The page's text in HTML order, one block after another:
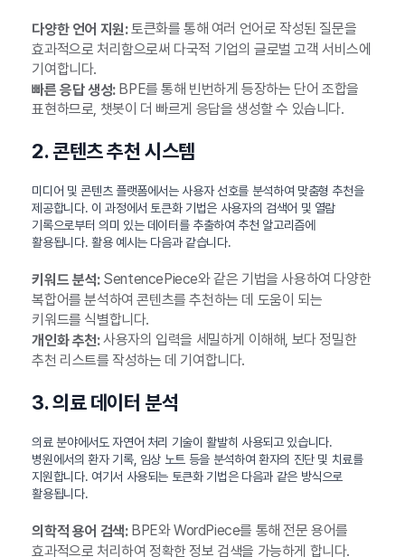
다양한 언어 지원:토큰화를 통해 여러 언어로 작성된 질문을
효과적으로 처리함으로써 다국적 기업의 글로벌 고객 서비스에
기여합니다.
빠른 응답 생성:BPE를 통해 빈번하게 등장하는 단어 조합을
표현하므로, 챗봇이 더 빠르게 응답을 생성할 수 있습니다.
2. 콘텐츠 추천 시스템
미디어 및 콘텐츠 플랫폼에서는 사용자 선호를 분석하여 맞춤형 추천을
제공합니다. 이 과정에서 토큰화 기법은 사용자의 검색어 및 열람
기록으로부터 의미 있는 데이터를 추출하여 추천 알고리즘에
활용됩니다. 활용 예시는 다음과 같습니다.
키워드 분석:SentencePiece와 같은 기법을 사용하여 다양한
복합어를 분석하여 콘텐츠를 추천하는 데 도움이 되는
키워드를 식별합니다.
개인화 추천:사용자의 입력을 세밀하게 이해해, 보다 정밀한
추천 리스트를 작성하는 데 기여합니다.
3. 의료 데이터 분석
의료 분야에서도 자연어 처리 기술이 활발히 사용되고 있습니다.
병원에서의 환자 기록, 임상 노트 등을 분석하여 환자의 진단 및 치료를
지원합니다. 여기서 사용되는 토큰화 기법은 다음과 같은 방식으로
활용됩니다.
의학적 용어 검색:BPE와 WordPiece를 통해 전문 용어를
효과적으로 처리하여 정확한 정보 검색을 가능하게 합니다.